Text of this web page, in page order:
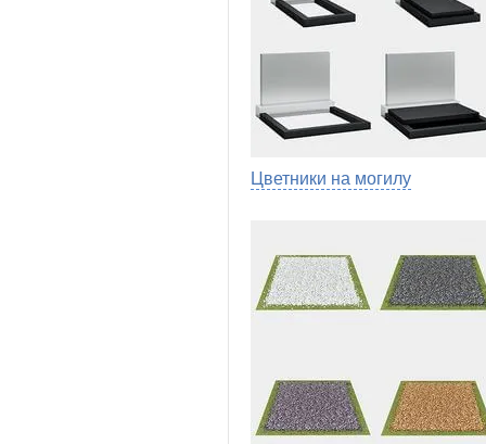
Цветники на могилу